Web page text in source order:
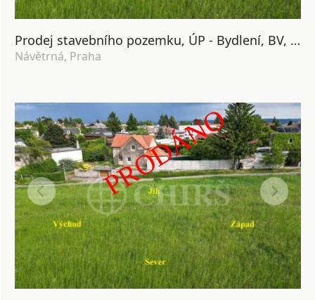
Prodej stavebního pozemku, ÚP - Bydlení, BV, 1000m2, Praha 5 - Slivenec
Návětrná, Praha
PRODÁNO